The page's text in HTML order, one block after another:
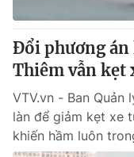
Đổi phương
Thiêm vẫn kẹt
VTV.vn - Ban Quản
làn để giảm kẹt xe
khiến hầm luôn